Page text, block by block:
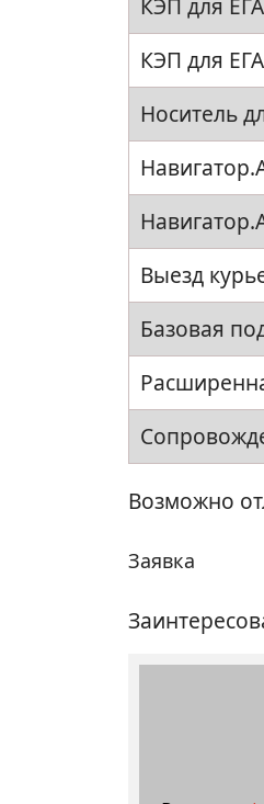
КЭП для
КЭП для
Носитель
Выезд
Базовая
Возможно
Заявка